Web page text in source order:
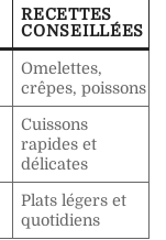
RECETTES
CONSEILLÉES
Omelettes,
crêpes, poissons
Cuissons
rapides et
délicates
Plats légers et
quotidiens